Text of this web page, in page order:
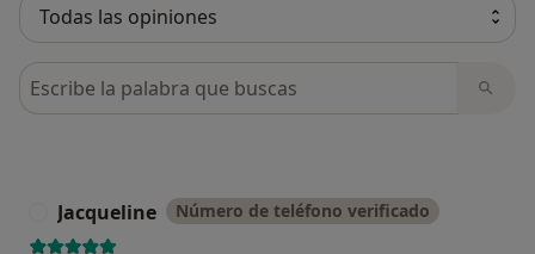
Busca en opiniones
Jacqueline Número de teléfono verificado